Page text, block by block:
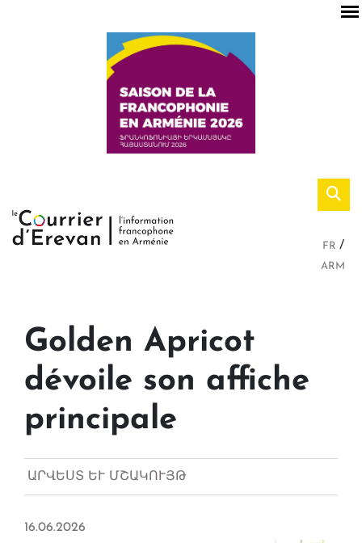
FR
ARM
Golden Apricot
dévoile son affiche
principale
ԱՐՎԵՍՏ ԵՒ ՄՇԱԿՈՒՅԹ
16.06.2026